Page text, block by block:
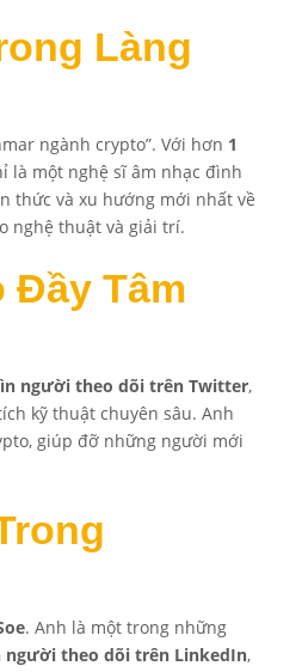
Làng
ngành crypto”. Với hơn 1
là một nghệ sĩ âm nhạc đình
thức và xu hướng mới nhất về
nghệ thuật và giải trí.
Đầy Tâm
người theo dõi trên Twitter,
kỹ thuật chuyên sâu. Anh
giúp đỡ những người mới
. Anh là một trong những
người theo dõi trên LinkedIn,